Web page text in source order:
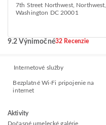
7th Street Northwest, Northwest,
Washington DC 20001
9.2 Výnimočné32 Recenzie
Internetové služby
Bezplatné Wi-Fi pripojenie na
internet
Aktivity
Dočasné umelecké galérie